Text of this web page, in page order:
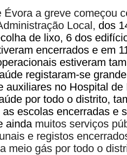
Évora a greve começou
Local, dos
de lixo, 6 dos
encerrados e em
estiveram
registaram-se
auxiliares no Hospital de
por todo o distrito,
escolas encerradas e
ainda muitos serviços
e registos
meio gás por todo o